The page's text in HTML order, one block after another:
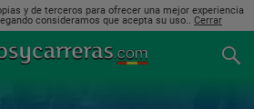
y de terceros para ofrecer una mejor experiencia
consideramos que acepta su uso.. Cerrar